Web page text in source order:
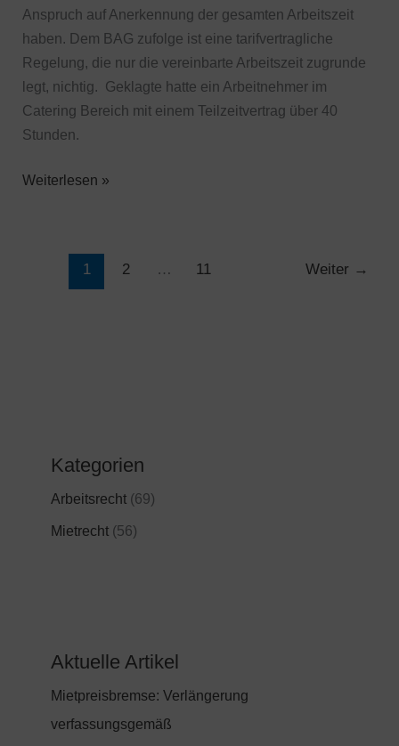
Anspruch auf Anerkennung der gesamten Arbeitszeit
haben. Dem BAG zufolge ist eine tarifvertragliche
Regelung, die nur die vereinbarte Arbeitszeit zugrunde
legt, nichtig. Geklagte hatte ein Arbeitnehmer im
Catering Bereich mit einem Teilzeitvertrag über 40
Stunden.
Weiterlesen »
1 2 … 11 Weiter →
Kategorien
Arbeitsrecht(69)
Mietrecht(56)
Aktuelle Artikel
Mietpreisbremse: Verlängerung
verfassungsgemäß